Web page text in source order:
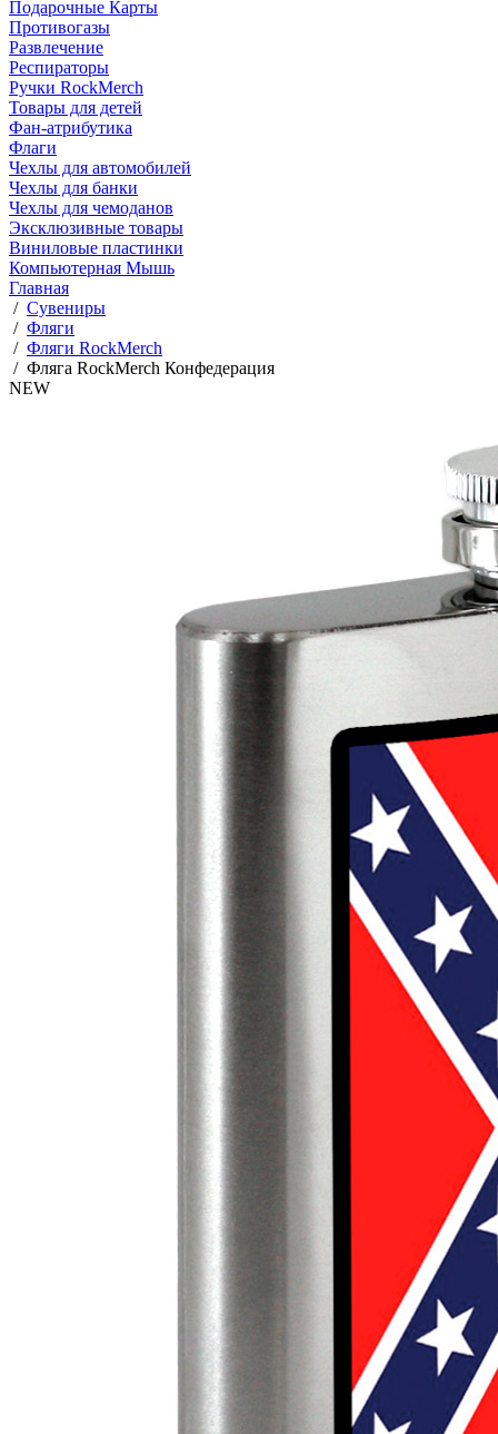
Подарочные Карты
Противогазы
Развлечение
Респираторы
Ручки RockMerch
Товары для детей
Фан-атрибутика
Флаги
Чехлы для автомобилей
Чехлы для банки
Чехлы для чемоданов
Эксклюзивные товары
Виниловые пластинки
Компьютерная Мышь
Главная
/ Сувениры
/ Фляги
/ Фляги RockMerch
/ Фляга RockMerch Конфедерация
NEW